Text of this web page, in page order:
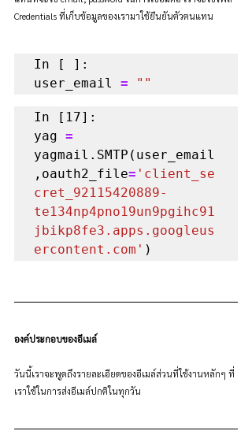
Credentials ที่เก็บข้อมูลของเรามาใช้ยืนยันตัวตนแทน
In [ ]:
user_email = ""
In [17]:
yag =
yagmail.SMTP(user_email
,oauth2_file= 'client_se
cret_92115420889-
te134np4pno19un9pgihc91
jbikp8fe3.apps.googleus
ercontent.com' )
องค์ประกอบของอีเมล์
วันนี้เราจะพูดถึงรายละเอียดของอีเมล์ส่วนที่ใช้งานหลักๆ ที่
เราใช้ในการส่งอีเมล์ปกติในทุกวัน